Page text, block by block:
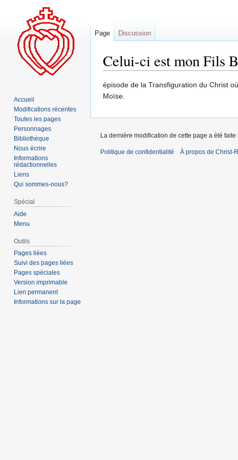
Celui-ci est mon Fils
Aller
à
navigation
Aller
à
recherche
épisode de la Transfiguration du Christ
Moïse.
Page Discussion
Accueil
Modifications récentes
Toutes les pages
Personnages
Bibliothèque
Nous écrire
Informations
rédactionnelles
Liens
Qui sommes-nous?
Spécial
Aide
Menu
Outils
Pages liées
Suivi des pages liées
Pages spéciales
Version imprimable
Lien permanent
Informations sur la page
La dernière modification de cette page a été
Politique de confidentialité À propos de Christ-